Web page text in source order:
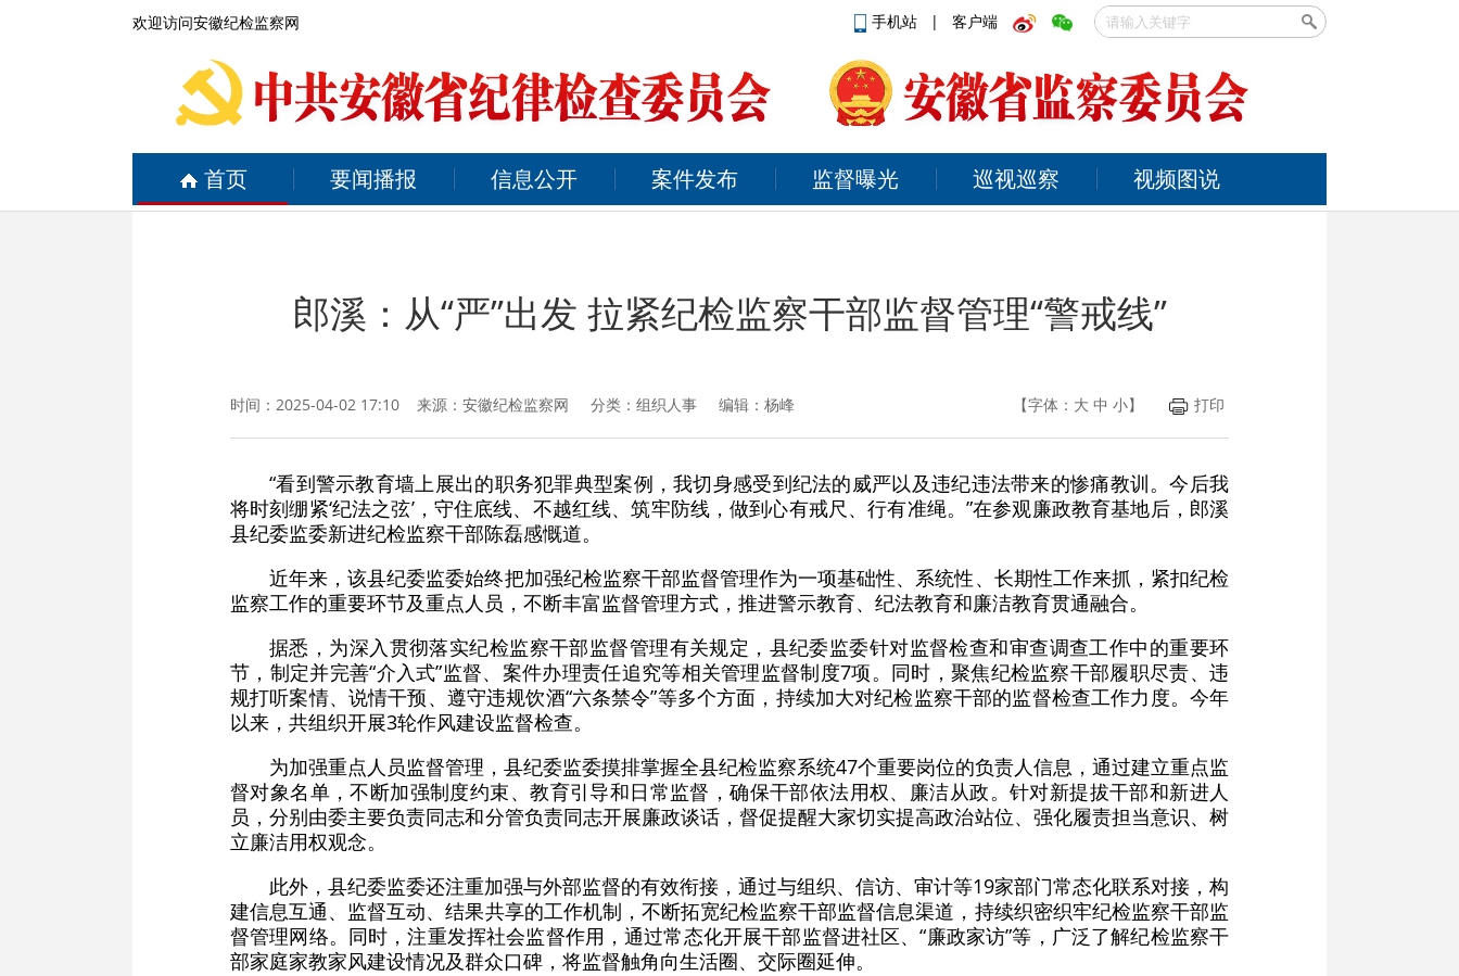
欢迎访问安徽纪检监察网 手机站 | 客户端
首页 要闻播报 信息公开 案件发布 监督曝光 巡视巡察 视频图说
郎溪：从“严”出发 拉紧纪检监察干部监督管理“警戒线”
时间：2025-04-02 17:10 来源： 安徽纪检监察网 分类：组织人事 编辑：杨峰 【字体： 大 中 小】 打印
“看到警示教育墙上展出的职务犯罪典型案例，我切身感受到纪法的威严以及违纪违法带来的惨痛教训。今后我
将时刻绷紧‘纪法之弦’，守住底线、不越红线、筑牢防线，做到心有戒尺、行有准绳。”在参观廉政教育基地后，郎溪
县纪委监委新进纪检监察干部陈磊感慨道。
近年来，该县纪委监委始终把加强纪检监察干部监督管理作为一项基础性、系统性、长期性工作来抓，紧扣纪检
监察工作的重要环节及重点人员，不断丰富监督管理方式，推进警示教育、纪法教育和廉洁教育贯通融合。
据悉，为深入贯彻落实纪检监察干部监督管理有关规定，县纪委监委针对监督检查和审查调查工作中的重要环
节，制定并完善“介入式”监督、案件办理责任追究等相关管理监督制度7项。同时，聚焦纪检监察干部履职尽责、违
规打听案情、说情干预、遵守违规饮酒“六条禁令”等多个方面，持续加大对纪检监察干部的监督检查工作力度。今年
以来，共组织开展3轮作风建设监督检查。
为加强重点人员监督管理，县纪委监委摸排掌握全县纪检监察系统47个重要岗位的负责人信息，通过建立重点监
督对象名单，不断加强制度约束、教育引导和日常监督，确保干部依法用权、廉洁从政。针对新提拔干部和新进人
员，分别由委主要负责同志和分管负责同志开展廉政谈话，督促提醒大家切实提高政治站位、强化履责担当意识、树
立廉洁用权观念。
此外，县纪委监委还注重加强与外部监督的有效衔接，通过与组织、信访、审计等19家部门常态化联系对接，构
建信息互通、监督互动、结果共享的工作机制，不断拓宽纪检监察干部监督信息渠道，持续织密织牢纪检监察干部监
督管理网络。同时，注重发挥社会监督作用，通过常态化开展干部监督进社区、“廉政家访”等，广泛了解纪检监察干
部家庭家教家风建设情况及群众口碑，将监督触角向生活圈、交际圈延伸。